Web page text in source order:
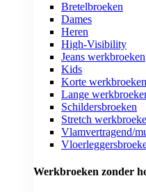
Bretelbroeken
Dames
Heren
High-Visibility
Jeans werkbroeken
Kids
Korte werkbroeken
Lange
Schildersbroeken
Stretch
Vlamvertragend/
Werkbroeken zonder